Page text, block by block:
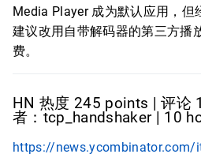
Media Player 成为默认应用，但
建议改用自带解码器的第三方播
费。
HN 热度 245 points | 评论
者：tcp_handshaker | 10
https://news.ycombinator.com/